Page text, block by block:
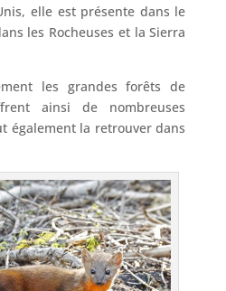
elle est présente dans le
les Rocheuses et la Sierra
les grandes forêts de
ainsi de nombreuses
également la retrouver dans